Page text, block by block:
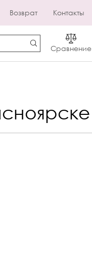
Возврат Контакты
Сравнение